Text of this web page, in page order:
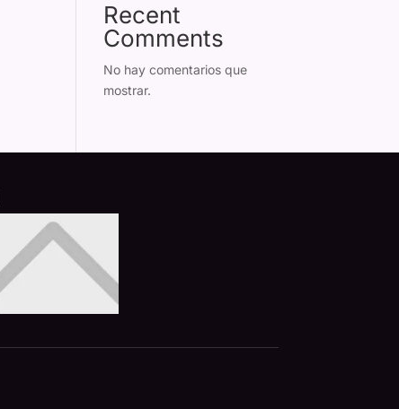
Recent
Comments
No hay comentarios que
mostrar.